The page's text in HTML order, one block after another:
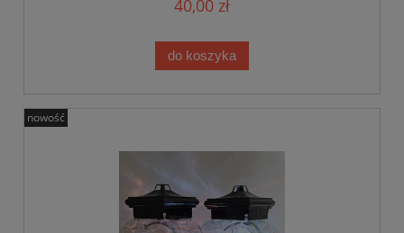
40,00 zł
do koszyka
nowość